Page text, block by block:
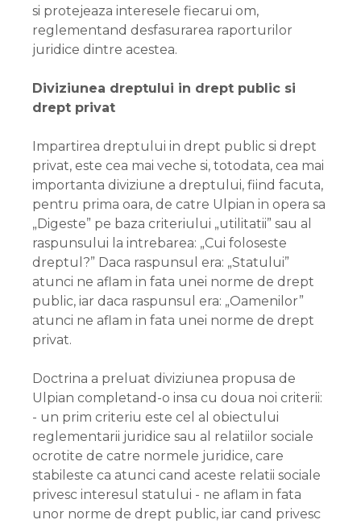
si protejeaza interesele fiecarui om,
reglementand desfasurarea raporturilor
juridice dintre acestea.
Diviziunea dreptului in drept public si
drept privat
Impartirea dreptului in drept public si drept
privat, este cea mai veche si, totodata, cea mai
importanta diviziune a dreptului, fiind facuta,
pentru prima oara, de catre Ulpian in opera sa
„Digeste” pe baza criteriului „utilitatii” sau al
raspunsului la intrebarea: „Cui foloseste
dreptul?” Daca raspunsul era: „Statului”
atunci ne aflam in fata unei norme de drept
public, iar daca raspunsul era: „Oamenilor”
atunci ne aflam in fata unei norme de drept
privat.
Doctrina a preluat diviziunea propusa de
Ulpian completand-o insa cu doua noi criterii:
- un prim criteriu este cel al obiectului
reglementarii juridice sau al relatiilor sociale
ocrotite de catre normele juridice, care
stabileste ca atunci cand aceste relatii sociale
privesc interesul statului - ne aflam in fata
unor norme de drept public, iar cand privesc